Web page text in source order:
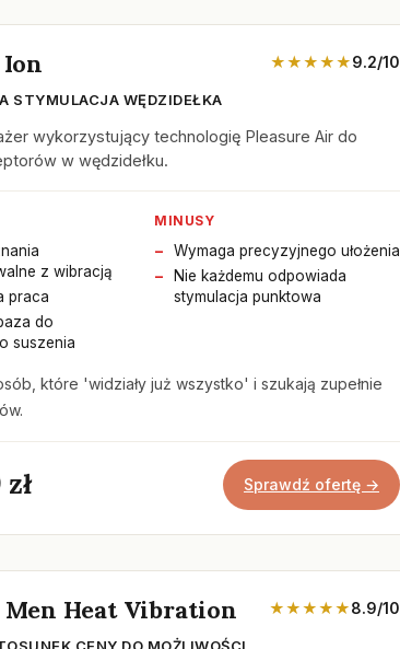
★★★★★9.2/10
STYMULACJA WĘDZIDEŁKA
wykorzystujący technologię Pleasure Air do
w wędzidełku.
z wibracją
praca
do
suszenia
MINUSY
Wymaga precyzyjnego ułożenia
Nie każdemu odpowiada
stymulacja punktowa
które 'widziały już wszystko' i szukają zupełnie
Sprawdź ofertę →
Heat Vibration ★★★★★8.9/10
CENY DO MOŻLIWOŚCI